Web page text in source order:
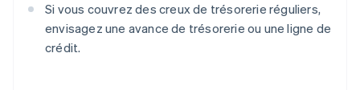
Si vous couvrez des creux de trésorerie réguliers,
envisagez une avance de trésorerie ou une ligne de
crédit.